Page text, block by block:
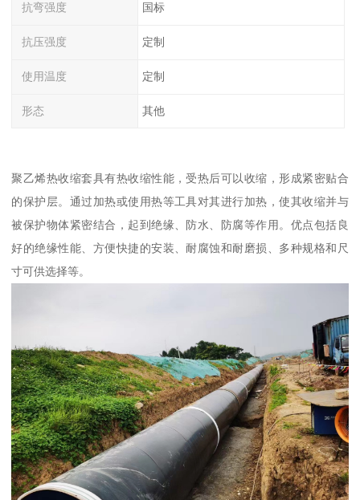
抗弯强度 国标
抗压强度 定制
使用温度 定制
形态 其他
聚乙烯热收缩套具有热收缩性能，受热后可以收缩，形成紧密贴合
的保护层。通过加热或使用热等工具对其进行加热，使其收缩并与
被保护物体紧密结合，起到绝缘、防水、防腐等作用。优点包括良
好的绝缘性能、方便快捷的安装、耐腐蚀和耐磨损、多种规格和尺
寸可供选择等。